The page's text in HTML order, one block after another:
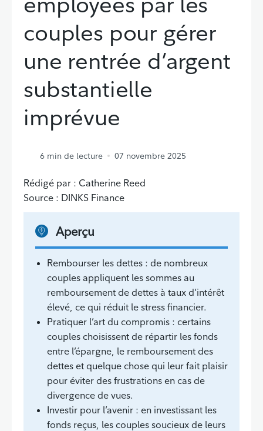
couples pour gérer
une rentrée d’argent
substantielle
imprévue
6 min de lecture 07 novembre 2025
Rédigé par : Catherine Reed
Source : DINKS Finance
Aperçu
Rembourser les dettes : de nombreux
couples appliquent les sommes au
remboursement de dettes à taux d’intérêt
élevé, ce qui réduit le stress financier.
Pratiquer l’art du compromis : certains
couples choisissent de répartir les fonds
entre l’épargne, le remboursement des
dettes et quelque chose qui leur fait plaisir
pour éviter des frustrations en cas de
divergence de vues.
Investir pour l’avenir : en investissant les
fonds reçus, les couples soucieux de leurs